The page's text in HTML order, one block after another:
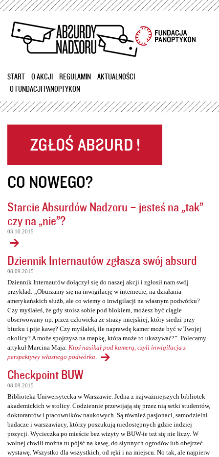
Przejdź
treści
START O AKCJI REGULAMIN
AKTUALNOŚCI
O FUNDACJI PANOPTYKON
CO NOWEGO?
Starcie Absurdów Nadzoru – jesteś na „tak”
czy na „nie”?
03.10.2015
Dziennik Internautów zgłasza swój absurd
08.09.2015
Dziennik Internautów dołączył się do naszej akcji i zgłosił nam swój
przykład: „Oburzamy się na inwigilację w internecie, na działania
amerykańskich służb, ale co wiemy o inwigilacji na własnym podwórku?
Czy myślałeś, że gdy stoisz sobie pod blokiem, możesz być ciągle
obserwowany np. przez człowieka ze straży miejskiej, który siedzi przy
biurku i pije kawę? Czy myślałeś, ile naprawdę kamer może być w Twojej
okolicy? A może spojrzysz na mapkę, która może to ukazywać?”. Polecamy
artykuł Marcina Maja: Ktoś nasikał pod kamerą, czyli inwigilacja z
perspektywy własnego podwórka
Checkpoint BUW
08.09.2015
Biblioteka Uniwersytecka w Warszawie. Jedna z najważniejszych bibliotek
akademickich w stolicy. Codziennie przewijają się przez nią setki studentów,
doktorantów i pracowników naukowych. Są również pasjonaci, samodzielni
badacze i warszawiacy, którzy poszukują niedostępnych gdzie indziej
pozycji. Wycieczka po mieście bez wizyty w BUW-ie też się nie liczy. W
wolnej chwili można tu pójść na kawę, do słynnych ogrodów lub obejrzeć
wystawę. Wszystko dla wszystkich, od ręki i na miejscu. No tak, ale najpierw